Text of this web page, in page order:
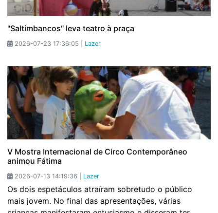
"Saltimbancos" leva teatro à praça
2026-07-23 17:36:05 | Lazer
V Mostra Internacional de Circo Contemporâneo
animou Fátima
2026-07-13 14:19:36 | Lazer
Os dois espetáculos atraíram sobretudo o público
mais jovem. No final das apresentações, várias